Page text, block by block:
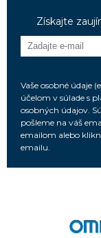
Získajte
Vaše osobné údaje
účelom v súlade s
osobných údajov.
pošleme na váš
emailom alebo
emailu.